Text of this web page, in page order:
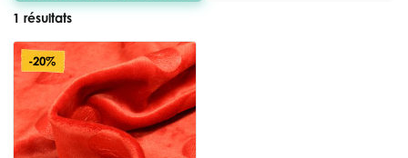
1 résultats
-20%